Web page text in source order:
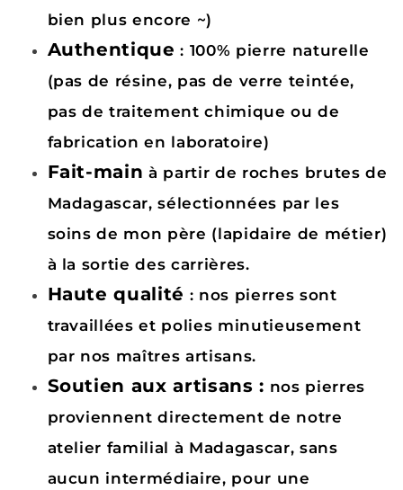
bien plus encore ~)
Authentique : 100% pierre naturelle
(pas de résine, pas de verre teintée,
pas de traitement chimique ou de
fabrication en laboratoire)
Fait-main à partir de roches brutes de
Madagascar, sélectionnées par les
soins de mon père (lapidaire de métier)
à la sortie des carrières.
Haute qualité : nos pierres sont
travaillées et polies minutieusement
par nos maîtres artisans.
Soutien aux artisans : nos pierres
proviennent directement de notre
atelier familial à Madagascar, sans
aucun intermédiaire, pour une